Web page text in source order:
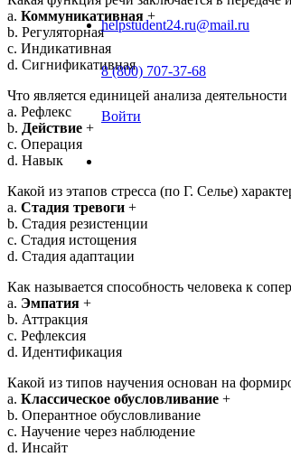
helpstudent24.ru@mail.ru
8 (800) 707-37-68
Войти
a. Коммуникативная +
b. Регуляторная
c. Индикативная
d. Сигнификативная
Что является единицей анализа
a. Рефлекс
b. Действие +
c. Операция
d. Навык
Какой из этапов стресса (по Г. Селье)
a. Стадия тревоги +
b. Стадия резистенции
c. Стадия истощения
d. Стадия адаптации
Как называется способность человека к
a. Эмпатия +
b. Аттракция
c. Рефлексия
d. Идентификация
Какой из типов научения основан на
a. Классическое обусловливание +
b. Оперантное обусловливание
c. Научение через наблюдение
d. Инсайт